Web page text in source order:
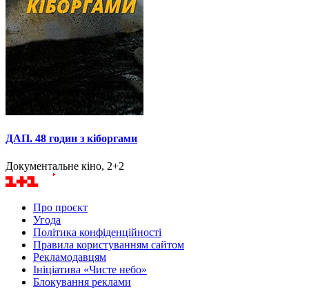
ДАП. 48 годин з кіборгами
Документальне кіно, 2+2
Про проєкт
Угода
Політика конфіденційності
Правила користуванням сайтом
Рекламодавцям
Ініціатива «Чисте небо»
Блокування реклами